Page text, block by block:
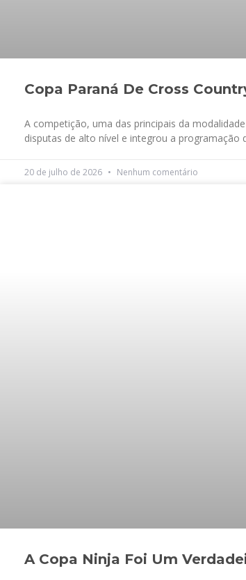
Copa Paraná De Cross
A competição, uma das principais da
disputas de alto nível e integrou a programação
20 de julho de 2026 Nenhum comentário
A Copa Ninja Foi Um